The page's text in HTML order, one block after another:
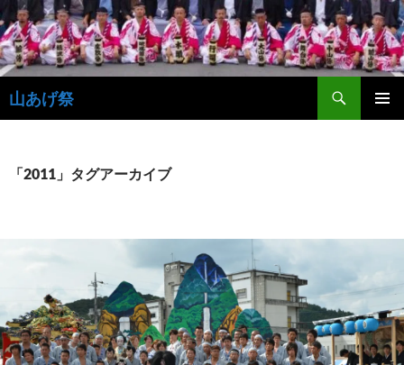
コ
ン
テ
ン
ツ
へ
山あげ祭
索
「2011」タグアーカイブ